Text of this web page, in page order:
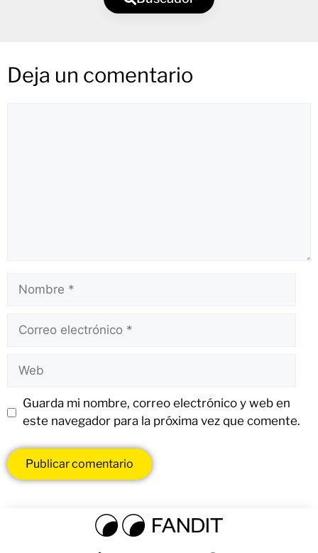
Deja un comentario
Guarda mi nombre, correo electrónico y web en
este navegador para la próxima vez que comente.